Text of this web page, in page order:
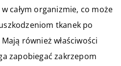
całym organizmie, co może
tkanek po
również właściwości
zapobiegać zakrzepom